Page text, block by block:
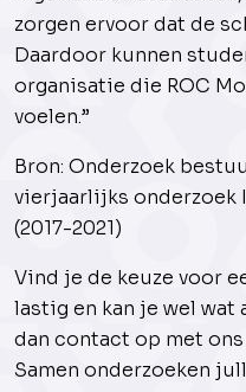
zorgen ervoor dat de
Daardoor kunnen
organisatie die ROC
voelen.”
Bron: Onderzoek
vierjaarlijks onderzoek
(2017-2021)
Vind je de keuze voor
lastig en kan je wel wat
dan contact op met ons
Samen onderzoeken